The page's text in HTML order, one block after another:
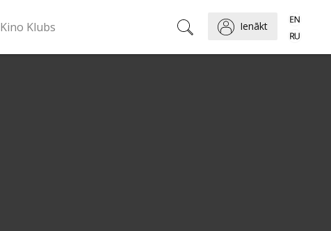
Kino Klubs Ienākt